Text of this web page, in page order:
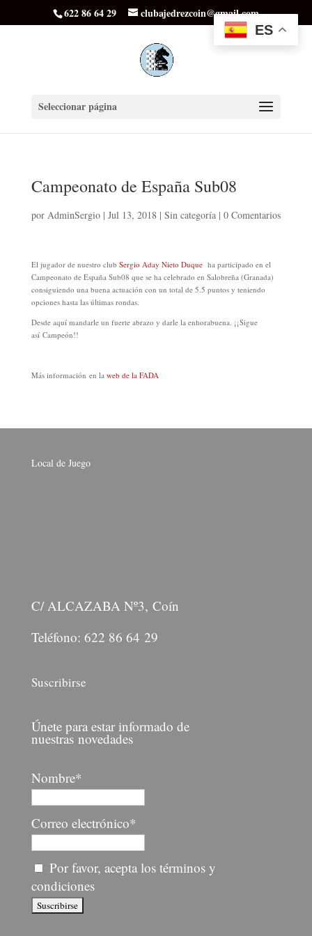
622 86 64 29 clubajedrezcoin@gmail.com
Seleccionar página
Campeonato de España Sub08
por AdminSergio| Jul 13, 2018| Sin categoría| 0 Comentarios
El jugador de nuestro club Sergio Aday Nieto Duqueha participado en el
Campeonato de España Sub08 que se ha celebrado en Salobreña (Granada)
consiguiendo una buena actuación con un total de 5.5 puntos y teniendo
opciones hasta las últimas rondas.
Desde aquí mandarle un fuerte abrazo y darle la enhorabuena. ¡¡Sigue
así Campeón!!
Más información en la web de la FADA
Local de Juego
C/ ALCAZABA Nº3, Coín
Teléfono: 622 86 64 29
Suscribirse
Únete para estar informado de
nuestras novedades
Nombre*
Correo electrónico*
Por favor, acepta los términos y
condiciones
ES